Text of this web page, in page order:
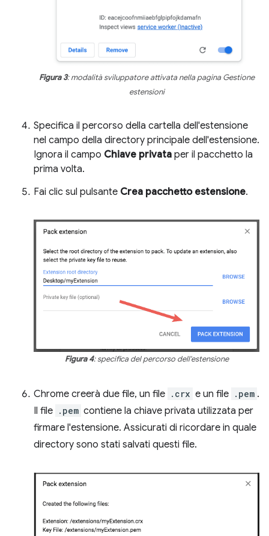
Figura 3: modalità sviluppatore attivata nella pagina Gestione
estensioni
Specifica il percorso della cartella dell'estensione
nel campo della directory principale dell'estensione.
Ignora il campo Chiave privata per il pacchetto la
prima volta.
Fai clic sul pulsante Crea pacchetto estensione.
Figura 4: specifica del percorso dell'estensione
Chrome creerà due file, un file .crx e un file .pem .
Il file .pem contiene la chiave privata utilizzata per
firmare l'estensione. Assicurati di ricordare in quale
directory sono stati salvati questi file.